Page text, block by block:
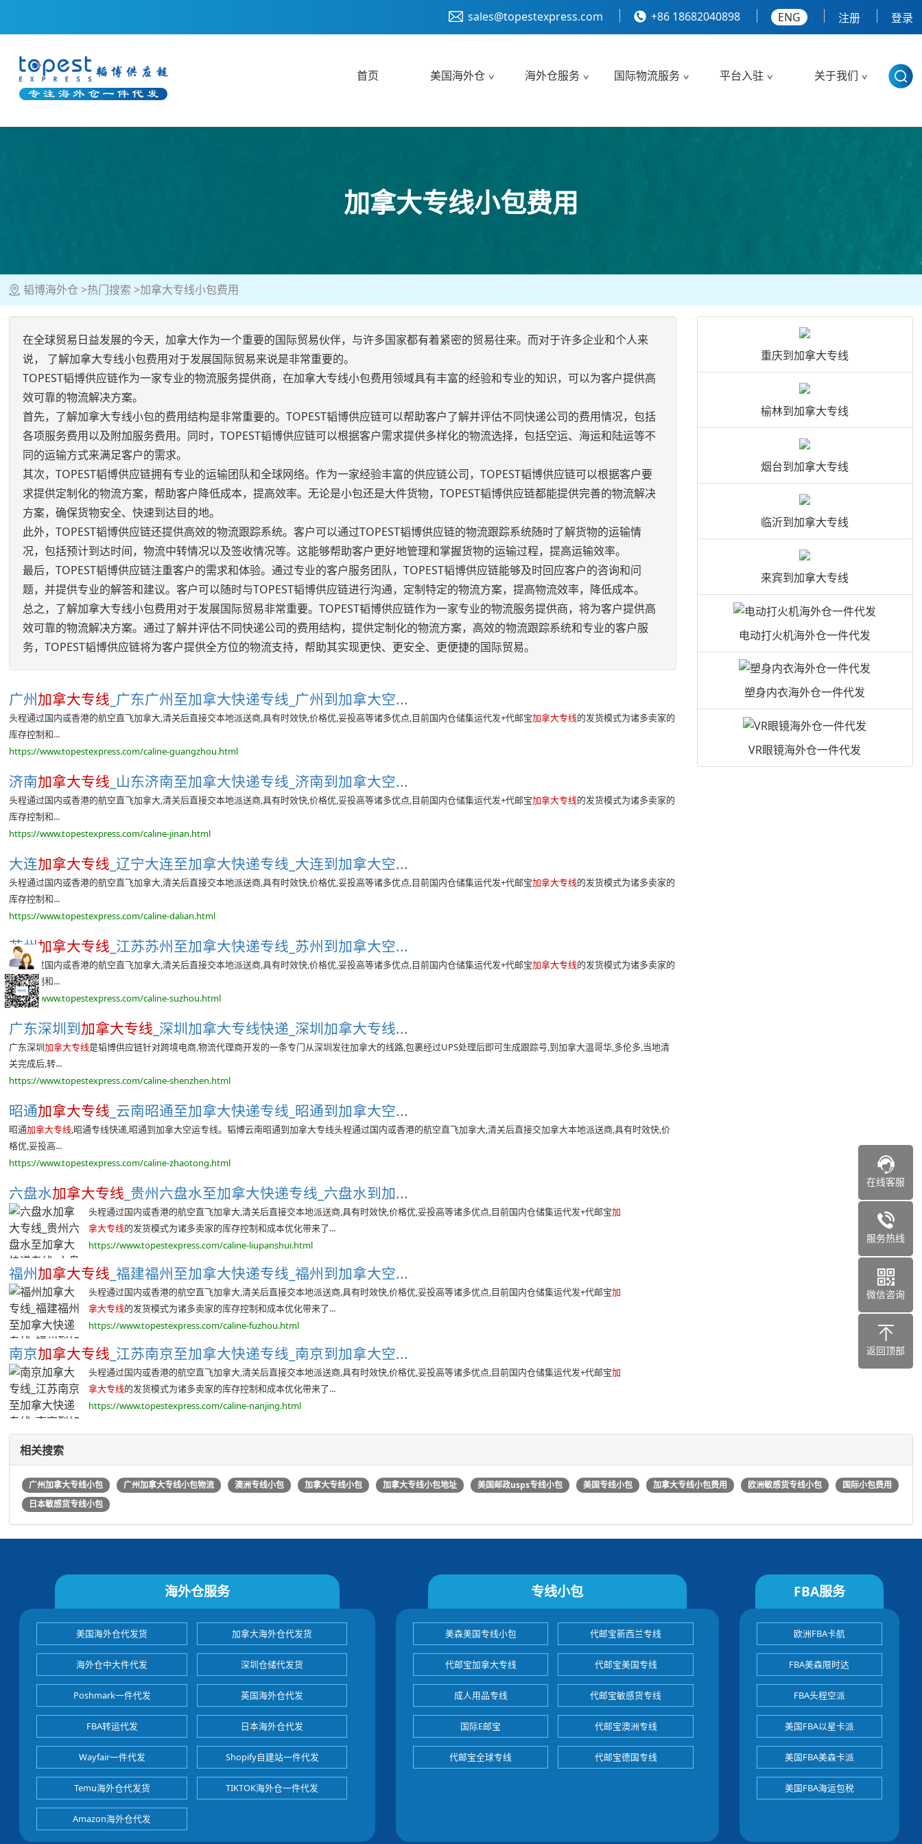
sales@topestexpress.com +86 18682040898 ENG 注册 登录
首页 美国海外仓 海外仓服务 国际物流服务 平台入驻 关于我们
加拿大专线小包费用
韬博海外仓 热门搜索 加拿大专线小包费用
在全球贸易日益发展的今天，加拿大作为一个重要的国际贸易伙伴，与许多国家都有着紧密的贸易往来。而对于许多企业和个人来
说， 了解加拿大专线小包费用对于发展国际贸易来说是非常重要的。
TOPEST韬博供应链作为一家专业的物流服务提供商，在加拿大专线小包费用领域具有丰富的经验和专业的知识，可以为客户提供高
效可靠的物流解决方案。
首先，了解加拿大专线小包的费用结构是非常重要的。TOPEST韬博供应链可以帮助客户了解并评估不同快递公司的费用情况，包括
各项服务费用以及附加服务费用。同时，TOPEST韬博供应链可以根据客户需求提供多样化的物流选择，包括空运、海运和陆运等不
同的运输方式来满足客户的需求。
其次，TOPEST韬博供应链拥有专业的运输团队和全球网络。作为一家经验丰富的供应链公司，TOPEST韬博供应链可以根据客户要
求提供定制化的物流方案，帮助客户降低成本，提高效率。无论是小包还是大件货物，TOPEST韬博供应链都能提供完善的物流解决
方案，确保货物安全、快速到达目的地。
此外，TOPEST韬博供应链还提供高效的物流跟踪系统。客户可以通过TOPEST韬博供应链的物流跟踪系统随时了解货物的运输情
况，包括预计到达时间，物流中转情况以及签收情况等。这能够帮助客户更好地管理和掌握货物的运输过程，提高运输效率。
最后，TOPEST韬博供应链注重客户的需求和体验。通过专业的客户服务团队，TOPEST韬博供应链能够及时回应客户的咨询和问
题，并提供专业的解答和建议。客户可以随时与TOPEST韬博供应链进行沟通，定制特定的物流方案，提高物流效率，降低成本。
总之，了解加拿大专线小包费用对于发展国际贸易非常重要。TOPEST韬博供应链作为一家专业的物流服务提供商，将为客户提供高
效可靠的物流解决方案。通过了解并评估不同快递公司的费用结构，提供定制化的物流方案，高效的物流跟踪系统和专业的客户服
务，TOPEST韬博供应链将为客户提供全方位的物流支持，帮助其实现更快、更安全、更便捷的国际贸易。
广州加拿大专线 _广东广州至加拿大快递专线_广州到加拿大空...
头程通过国内或香港的航空直飞加拿大,清关后直接交本地派送商,具有时效快,价格优,妥投高等诸多优点,目前国内仓储集运代发+代邮宝加拿大专线的发货模式为诸多卖家的
库存控制和...
https://www.topestexpress.com/caline-guangzhou.html
济南加拿大专线 _山东济南至加拿大快递专线_济南到加拿大空...
头程通过国内或香港的航空直飞加拿大,清关后直接交本地派送商,具有时效快,价格优,妥投高等诸多优点,目前国内仓储集运代发+代邮宝加拿大专线的发货模式为诸多卖家的
库存控制和...
https://www.topestexpress.com/caline-jinan.html
大连加拿大专线 _辽宁大连至加拿大快递专线_大连到加拿大空...
头程通过国内或香港的航空直飞加拿大,清关后直接交本地派送商,具有时效快,价格优,妥投高等诸多优点,目前国内仓储集运代发+代邮宝加拿大专线的发货模式为诸多卖家的
库存控制和...
https://www.topestexpress.com/caline-dalian.html
苏州加拿大专线 _江苏苏州至加拿大快递专线_苏州到加拿大空...
头程通过国内或香港的航空直飞加拿大,清关后直接交本地派送商,具有时效快,价格优,妥投高等诸多优点,目前国内仓储集运代发+代邮宝加拿大专线的发货模式为诸多卖家的
库存控制和...
https://www.topestexpress.com/caline-suzhou.html
广东深圳到加拿大专线 _深圳加拿大专线快递_深圳加拿大专线...
广东深圳加拿大专线是韬博供应链针对跨境电商,物流代理商开发的一条专门从深圳发往加拿大的线路,包裹经过UPS处理后即可生成跟踪号,到加拿大温哥华,多伦多,当地清
关完成后,转...
https://www.topestexpress.com/caline-shenzhen.html
昭通加拿大专线 _云南昭通至加拿大快递专线_昭通到加拿大空...
昭通加拿大专线,昭通专线快递,昭通到加拿大空运专线。韬博云南昭通到加拿大专线头程通过国内或香港的航空直飞加拿大,清关后直接交加拿大本地派送商,具有时效快,价
格优,妥投高...
https://www.topestexpress.com/caline-zhaotong.html
六盘水加拿大专线 _贵州六盘水至加拿大快递专线_六盘水到加...
头程通过国内或香港的航空直飞加拿大,清关后直接交本地派送商,具有时效快,价格优,妥投高等诸多优点,目前国内仓储集运代发+代邮宝加
拿大专线的发货模式为诸多卖家的库存控制和成本优化带来了...
https://www.topestexpress.com/caline-liupanshui.html
福州加拿大专线 _福建福州至加拿大快递专线_福州到加拿大空...
头程通过国内或香港的航空直飞加拿大,清关后直接交本地派送商,具有时效快,价格优,妥投高等诸多优点,目前国内仓储集运代发+代邮宝加
拿大专线的发货模式为诸多卖家的库存控制和成本优化带来了...
https://www.topestexpress.com/caline-fuzhou.html
南京加拿大专线 _江苏南京至加拿大快递专线_南京到加拿大空...
头程通过国内或香港的航空直飞加拿大,清关后直接交本地派送商,具有时效快,价格优,妥投高等诸多优点,目前国内仓储集运代发+代邮宝加
拿大专线的发货模式为诸多卖家的库存控制和成本优化带来了...
https://www.topestexpress.com/caline-nanjing.html
重庆到加拿大专线
榆林到加拿大专线
烟台到加拿大专线
临沂到加拿大专线
来宾到加拿大专线
电动打火机海外仓一件代发
塑身内衣海外仓一件代发
VR眼镜海外仓一件代发
相关搜索
广州加拿大专线小包 广州加拿大专线小包物流 澳洲专线小包 加拿大专线小包 加拿大专线小包地址 美国邮政usps专线小包 美国专线小包 加拿大专线小包费用 欧洲敏感货专线小包
国际小包费用
日本敏感货专线小包
海外仓服务
美国海外仓代发货 加拿大海外仓代发货
海外仓中大件代发 深圳仓储代发货
Poshmark一件代发 英国海外仓代发
FBA转运代发 日本海外仓代发
Wayfair一件代发 Shopify自建站一件代发
Temu海外仓代发货 TIKTOK海外仓一件代发
Amazon海外仓代发
专线小包
美森美国专线小包 代邮宝新西兰专线
代邮宝加拿大专线 代邮宝美国专线
成人用品专线 代邮宝敏感货专线
国际E邮宝 代邮宝澳洲专线
代邮宝全球专线 代邮宝德国专线
FBA服务
欧洲FBA卡航
FBA美森限时达
FBA头程空派
美国FBA以星卡派
美国FBA美森卡派
美国FBA海运包税
在线客服
服务热线
微信咨询
返回顶部